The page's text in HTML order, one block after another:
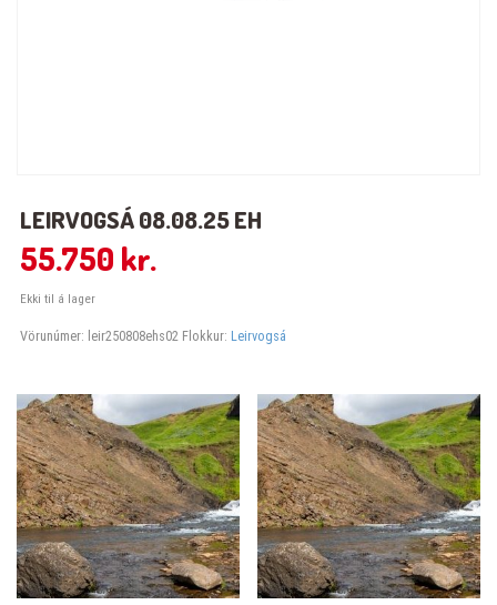
LEIRVOGSÁ 08.08.25 EH
55.750 kr.
Ekki til á lager
Vörunúmer: leir250808ehs02 Flokkur: Leirvogsá